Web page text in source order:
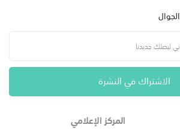
الاشتراك في النشرة
المركز الإعلامي